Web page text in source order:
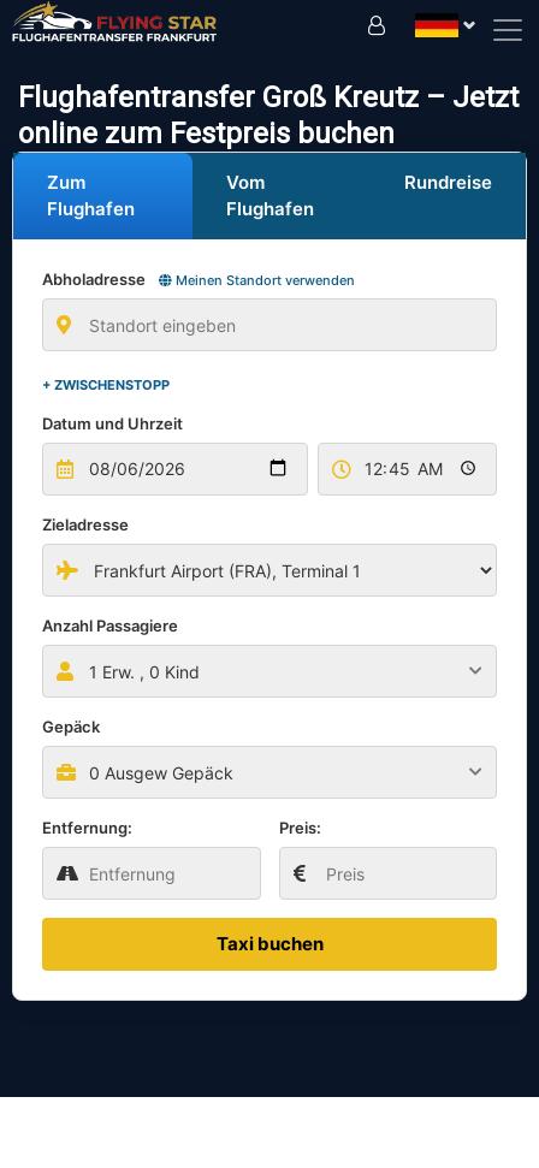
Flughafentransfer Groß Kreutz – Jetzt
online zum Festpreis buchen
Zum
Flughafen
Vom
Flughafen
Rundreise
Abholadresse Meinen Standort verwenden
+ ZWISCHENSTOPP
Datum und Uhrzeit
Zieladresse
Anzahl Passagiere
1 Erw. , 0 Kind
Gepäck
0 Ausgew Gepäck
Entfernung: Preis:
Taxi buchen